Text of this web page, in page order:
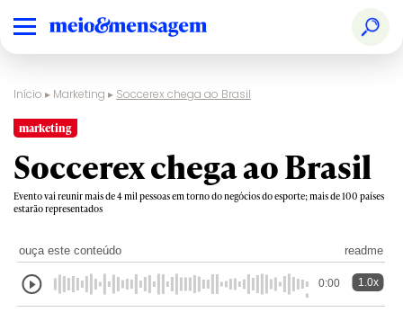
Início ▸ Marketing ▸ Soccerex chega ao Brasil
marketing
Soccerex chega ao Brasil
Evento vai reunir mais de 4 mil pessoas em torno do negócios do esporte; mais de 100 países
estarão representados
ouça este conteúdo readme
0:00 1.0x